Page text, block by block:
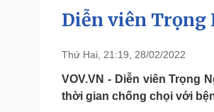
Đảng
Tổ chức nhân sự
Nhận diện sự thật
Pháp luật
Diễn viên Trọng
Thứ Hai, 21:19, 28/02/2022
VOV.VN - Diễn viên Trọng
thời gian chống chọi với